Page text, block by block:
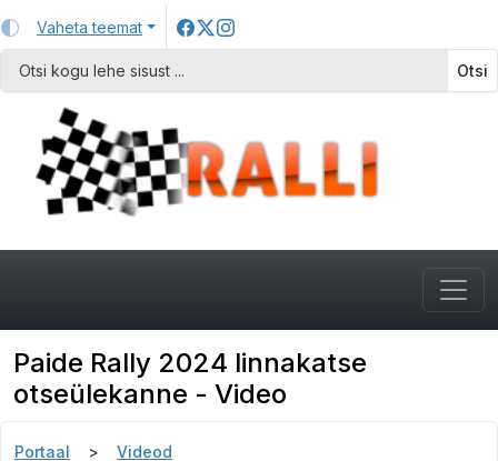
Vaheta teemat
Otsi
Paide Rally 2024 linnakatse
otseülekanne - Video
Portaal Videod